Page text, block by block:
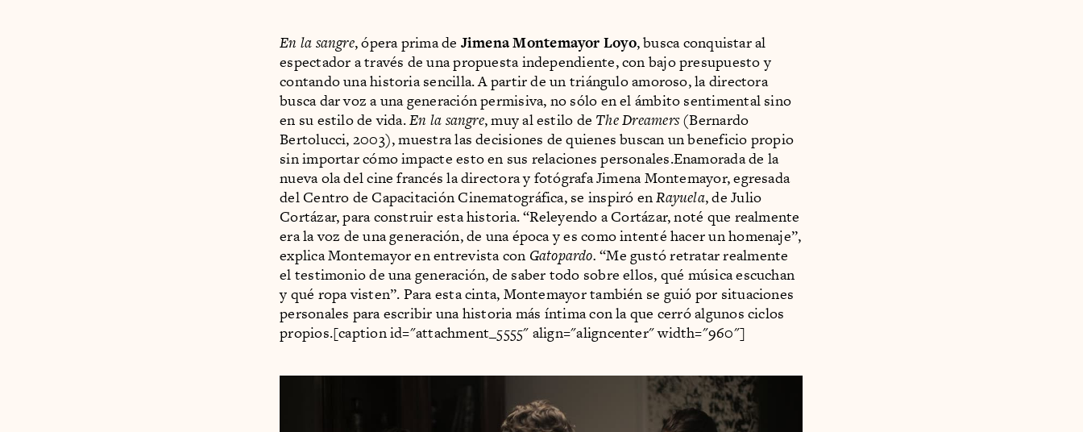
En la sangre, ópera prima de Jimena Montemayor Loyo, busca conquistar al
espectador a través de una propuesta independiente, con bajo presupuesto y
contando una historia sencilla. A partir de un triángulo amoroso, la directora
busca dar voz a una generación permisiva, no sólo en el ámbito sentimental sino
en su estilo de vida.En la sangre, muy al estilo de The Dreamers(Bernardo
Bertolucci, 2003), muestra las decisiones de quienes buscan un beneficio propio
sin importar cómo impacte esto en sus relaciones personales.Enamorada de la
nueva ola del cine francés la directora y fotógrafa Jimena Montemayor, egresada
del Centro de Capacitación Cinematográfica, se inspiró enRayuela, de Julio
Cortázar, para construir esta historia. “Releyendo a Cortázar, noté que realmente
era la voz de una generación, de una época y es como intenté hacer un homenaje”,
explica Montemayor en entrevista con Gatopardo. “Me gustó retratar realmente
el testimonio de una generación, de saber todo sobre ellos, qué música escuchan
y qué ropa visten”. Para esta cinta, Montemayor también se guió por situaciones
personales para escribir una historia más íntima con la que cerró algunos ciclos
propios.[caption id="attachment_5555" align="aligncenter" width="960"]